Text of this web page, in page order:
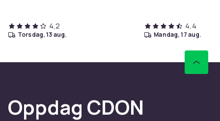
4,2
torsdag, 13 aug.
4,4
mandag, 17 aug.
Oppdag CDON